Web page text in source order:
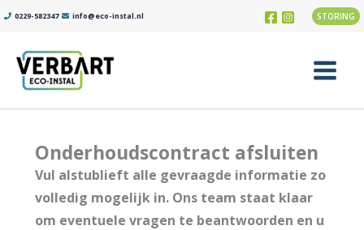
Ga
inhoud
0229-582347 info@eco-instal.nl STORING
Main
Onderhoudscontract afsluiten
Vul alstublieft alle gevraagde informatie zo
volledig mogelijk in. Ons team staat klaar
om eventuele vragen te beantwoorden en u